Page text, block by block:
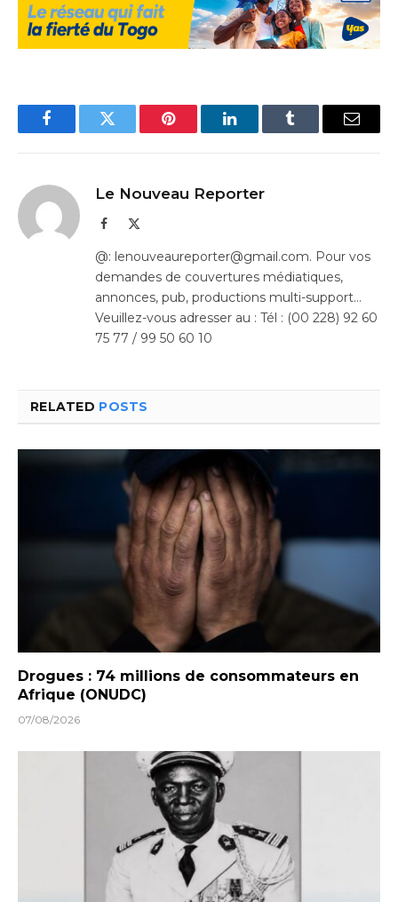
FacebookTwitter Pinterest LinkedInTumblr Email
Le Nouveau Reporter
Facebook
@: lenouveaureporter@gmail.com. Pour vos
demandes de couvertures médiatiques,
annonces, pub, productions multi-support…
Veuillez-vous adresser au : Tél : (00 228) 92 60
75 77 / 99 50 60 10
RELATED POSTS
Drogues : 74 millions de consommateurs en
Afrique (ONUDC)
07/08/2026